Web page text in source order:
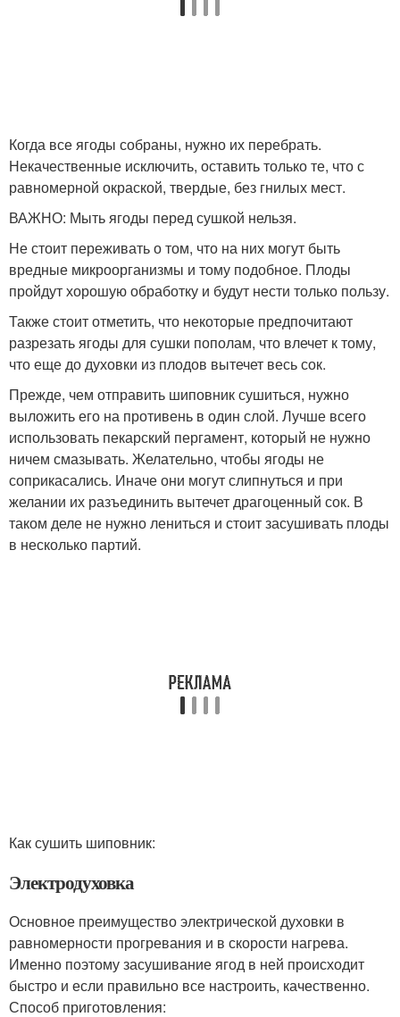
Когда все ягоды собраны, нужно их перебрать.
Некачественные исключить, оставить только те, что с
равномерной окраской, твердые, без гнилых мест.
ВАЖНО: Мыть ягоды перед сушкой нельзя.
Не стоит переживать о том, что на них могут быть
вредные микроорганизмы и тому подобное. Плоды
пройдут хорошую обработку и будут нести только пользу.
Также стоит отметить, что некоторые предпочитают
разрезать ягоды для сушки пополам, что влечет к тому,
что еще до духовки из плодов вытечет весь сок.
Прежде, чем отправить шиповник сушиться, нужно
выложить его на противень в один слой. Лучше всего
использовать пекарский пергамент, который не нужно
ничем смазывать. Желательно, чтобы ягоды не
соприкасались. Иначе они могут слипнуться и при
желании их разъединить вытечет драгоценный сок. В
таком деле не нужно лениться и стоит засушивать плоды
в несколько партий.
Как сушить шиповник:
Электродуховка
Основное преимущество электрической духовки в
равномерности прогревания и в скорости нагрева.
Именно поэтому засушивание ягод в ней происходит
быстро и если правильно все настроить, качественно.
Способ приготовления: